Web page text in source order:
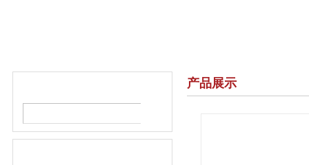
产品展示